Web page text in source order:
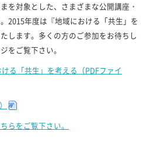
を対象とした、さまざまな公開講座・
2015年度は『地域における「共生」を
します。多くの方のご参加をお待ちし
をご覧下さい。
る「共生」を考える（PDFファイ
らをご覧下さい。